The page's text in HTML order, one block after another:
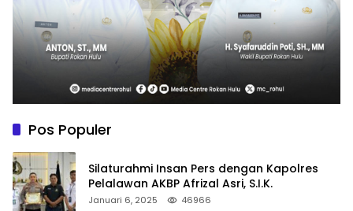
Pos Populer
Silaturahmi Insan Pers dengan Kapolres
Pelalawan AKBP Afrizal Asri, S.I.K.
Januari 6, 2025 46966